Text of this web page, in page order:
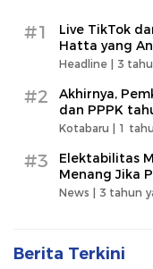
#1
Live TikTok
Hatta yang
Headline | 3
#2
Akhirnya,
dan PPPK
Kotabaru | 1
#3
Elektabilitas
Menang Jika
News | 3 tahun
Berita Terkini